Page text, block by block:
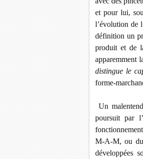
et pour lui,
l’évolution de
définition un
produit et de
apparemment
distingue le
forme-
Un
poursuit par
M-A-M, ou du
développées